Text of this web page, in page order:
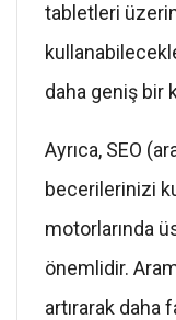
tabletleri
daha geniş bir
Ayrıca, SEO
becerilerinizi
motorlarında
önemlidir.
artırarak daha